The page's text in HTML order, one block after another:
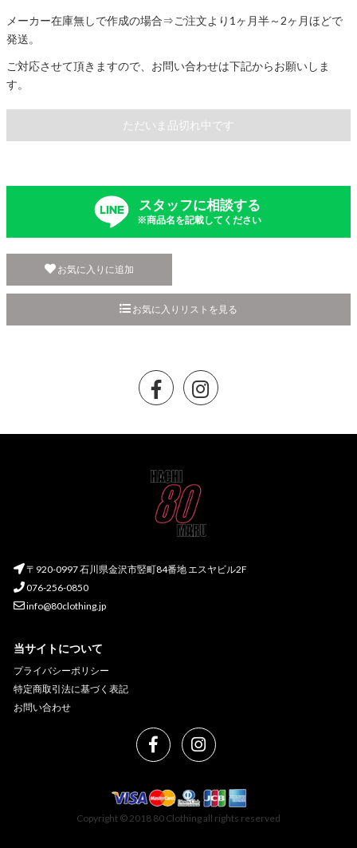
メーカー在庫無しで作成の場合⇒ご注文より1ヶ月半～2ヶ月ほどで
発送。
ご対応させて頂きますので、お問い合わせは下記からお願いしま
す。
ただいま品切れ中です
スタッフに相談する
※商品名を記載してください
お気に入りに追加
お気に入りリストを見る
〒920-0997 石川県金沢市竪町84番地 エスヤビル2F
076-256-0850
info@80clothing.jp
当サイトについて
プライバシーポリシー
特定商取引法に基づく表記
お問い合わせ
Copyright © 2018 80 Clothing all rights reserved